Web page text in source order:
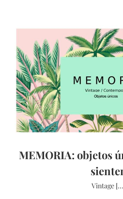
MEMORIA: objetos
Vintage